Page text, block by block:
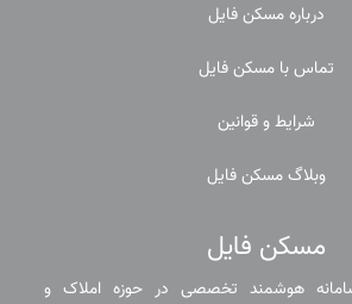
درباره مسکن فایل
تماس با مسکن فایل
شرایط و قوانین
وبلاگ مسکن فایل
مسکن فایل
هوشمند تخصصی در حوزه املاک و